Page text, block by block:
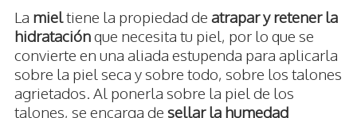
La miel tiene la propiedad de atrapar y retener la
hidrataciónque necesita tu piel, por lo que se
convierte en una aliada estupenda para aplicarla
sobre la piel seca y sobre todo, sobre los talones
agrietados. Al ponerla sobre la piel de los
talones, se encarga de sellar la humedad